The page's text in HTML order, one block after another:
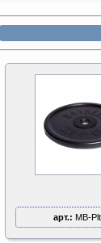
арт.: MB-